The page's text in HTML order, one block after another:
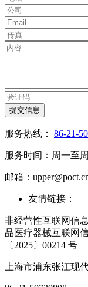
提交信息
服务热线： 86-21-
服务时间：周一至
邮箱：
友情链接：
非经营性互联网信
品医疗器械互联网
〔2025〕00214 号
上海市浦东张江现